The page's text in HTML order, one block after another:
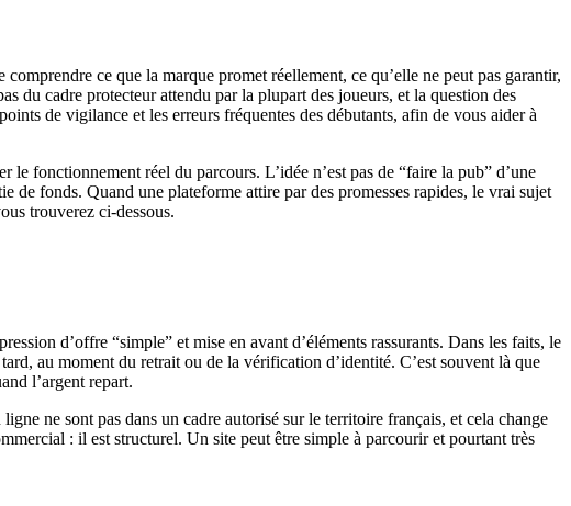
ce que la marque promet réellement, ce qu’elle ne peut pas garantir,
du cadre protecteur attendu par la plupart des joueurs, et la question des
de vigilance et les erreurs fréquentes des débutants, afin de vous aider à
le fonctionnement réel du parcours. L’idée n’est pas de “faire la pub” d’une
de fonds. Quand une plateforme attire par des promesses rapides, le vrai sujet
trouverez ci-dessous.
d’offre “simple” et mise en avant d’éléments rassurants. Dans les faits, le
au moment du retrait ou de la vérification d’identité. C’est souvent là que
l’argent repart.
ne sont pas dans un cadre autorisé sur le territoire français, et cela change
: il est structurel. Un site peut être simple à parcourir et pourtant très